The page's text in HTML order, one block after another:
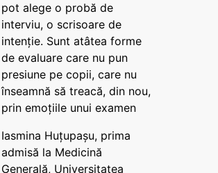
pot alege o probă de
interviu, o scrisoare de
intenție. Sunt atâtea forme
de evaluare care nu pun
presiune pe copii, care nu
înseamnă să treacă, din nou,
prin emoțiile unui examen
Iasmina Huțupașu, prima
admisă la Medicină
Generală, Universitatea